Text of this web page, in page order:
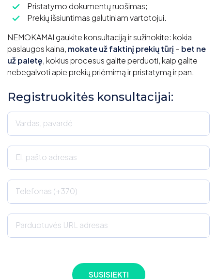
Pristatymo dokumentų ruošimas;
Prekių išsiuntimas galutiniam vartotojui.
NEMOKAMAI gaukite konsultaciją ir sužinokite: kokia
paslaugos kaina, mokate už faktinį prekių tūrį – bet ne
už paletę, kokius procesus galite perduoti, kaip galite
nebegalvoti apie prekių priėmimą ir pristatymą ir pan.
Registruokitės konsultacijai:
Vardas, pavardė
El. pašto adresas
Telefonas (+370)
Parduotuvės URL adresas